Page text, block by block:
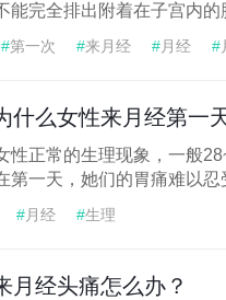
能完全排出附着在子宫内
#第一次 #来月经 #月经 #
什么女性来月经第一
性正常的生理现象，一般
第一天，她们的胃痛难以
#月经 #生理
月经头痛怎么办？